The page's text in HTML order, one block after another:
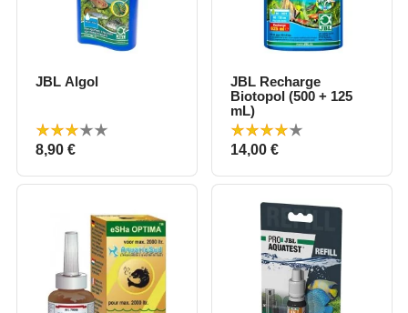
JBL Algol
Prix
8,90 €
JBL Recharge
Biotopol (500 + 125
mL)
Prix
14,00 €